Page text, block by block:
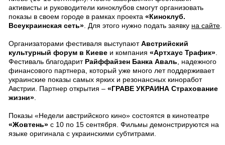
активисты и руководители киноклубов смогут организовать
показы в своем городе в рамках проекта «Киноклуб.
Всеукраинская сеть» . Для этого нужно подать заявку на сайте
Организаторами фестиваля выступаютАвстрийский
культурный форум в Киеве и компания «Артхаус Трафик»
Фестиваль благодарит Райффайзен Банка Аваль , надежного
финансового партнера, который уже много лет поддерживает
украинские показы самых ярких и резонансных киноработ
Австрии. Партнер открытия – «ГРАВЕ УКРАИНА Страхование
жизни»
Показы «Недели австрийского кино» состоятся в кинотеатре
«Жовтень» с 10 по 15 сентября. Фильмы демонстрируются на
языке оригинала с украинскими субтитрами.